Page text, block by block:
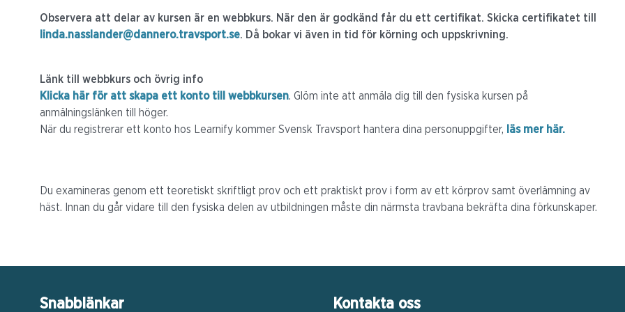
Observera att delar av kursen är en webbkurs. När den är godkänd får du ett certifikat. Skicka certifikatet till
linda.nasslander@dannero.travsport.se. Då bokar vi även in tid för körning och uppskrivning.
Länk till webbkurs och övrig info
Klicka här för att skapa ett konto till webbkursen. Glöm inte att anmäla dig till den fysiska kursen på
anmälningslänken till höger.
När du registrerar ett konto hos Learnify kommer Svensk Travsport hantera dina personuppgifter,
läs mer här.
Du examineras genom ett teoretiskt skriftligt prov och ett praktiskt prov i form av ett körprov samt överlämning av
häst. Innan du går vidare till den fysiska delen av utbildningen måste din närmsta travbana bekräfta dina förkunskaper.
Snabblänkar Kontakta oss